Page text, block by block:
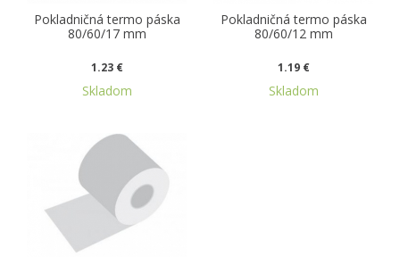
Pokladničná termo páska
80/60/17 mm
1.23 €
Skladom
Pokladničná termo páska
80/60/12 mm
1.19 €
Skladom